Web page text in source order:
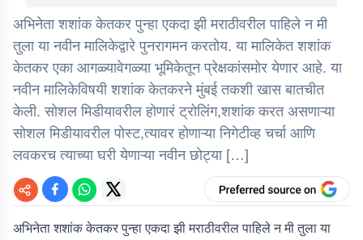
अभिनेता शशांक केतकर पुन्हा एकदा झी मराठीवरील पाहिले न मी
तुला या नवीन मालिकेद्वारे पुनरागमन करतोय. या मालिकेत शशांक
केतकर एका आगळ्यावेगळ्या भूमिकेतून प्रेक्षकांसमोर येणार आहे. या
नवीन मालिकेविषयी शशांक केतकरने मुंबई तकशी खास बातचीत
केली. सोशल मिडीयावरील होणारं ट्रोलिंग,शशांक करत असणाऱ्या
सोशल मिडीयावरील पोस्ट,त्यावर होणाऱ्या निगेटीव्ह चर्चा आणि
लवकरच त्याच्या घरी येणाऱ्या नवीन छोट्या […]
अभिनेता शशांक केतकर पुन्हा एकदा झी मराठीवरील पाहिले न मी तुला या